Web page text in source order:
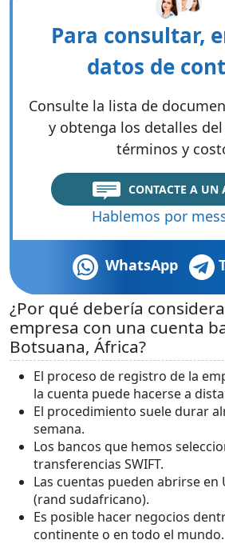
Para consultar,
datos de
Consulte la lista de
y obtenga los detalles
términos y
CONTACTE A UN
Hablemos por
WhatsApp
¿Por qué debería
empresa con una cuenta
Botsuana, África?
El proceso de registro de la
la cuenta puede hacerse a
El procedimiento suele durar
semana.
Los bancos que hemos
transferencias SWIFT.
Las cuentas pueden abrirse en
(rand sudafricano).
Es posible hacer negocios
continente o en todo el mundo.